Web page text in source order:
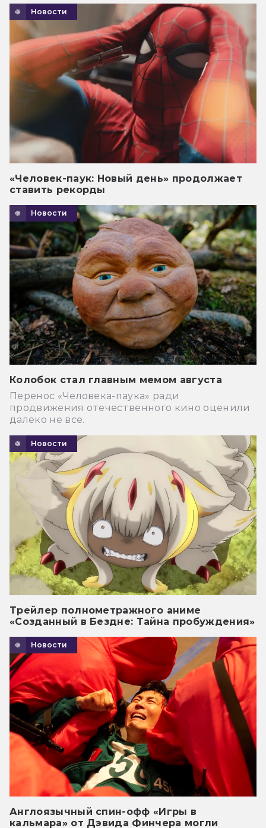
Новости
«Человек-паук: Новый день» продолжает
ставить рекорды
Новости
Колобок стал главным мемом августа
Перенос «Человека-паука» ради
продвижения отечественного кино оценили
далеко не все.
Новости
Трейлер полнометражного аниме
«Созданный в Бездне: Тайна пробуждения»
Новости
Англоязычный спин-офф «Игры в
кальмара» от Дэвида Финчера могли